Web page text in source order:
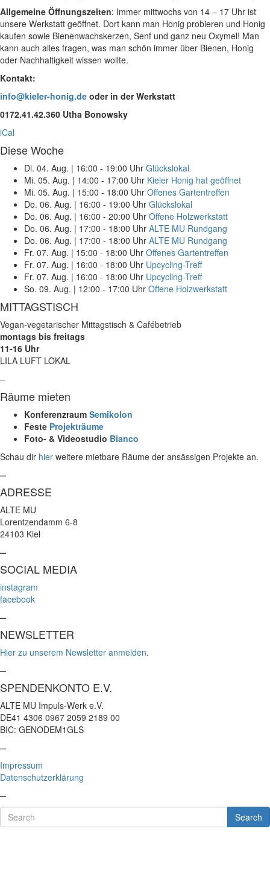
Allgemeine Öffnungszeiten: Immer mittwochs von 14 – 17 Uhr ist
unsere Werkstatt geöffnet. Dort kann man Honig probieren und Honig
kaufen sowie Bienenwachskerzen, Senf und ganz neu Oxymel! Man
kann auch alles fragen, was man schön immer über Bienen, Honig
oder Nachhaltigkeit wissen wollte.
Kontakt:
info@kieler-honig.de oder in der Werkstatt
0172.41.42.360 Utha Bonowsky
iCal
Diese Woche
Di. 04. Aug. | 16:00 - 19:00 Uhr Glückslokal
Mi. 05. Aug. | 14:00 - 17:00 Uhr Kieler Honig hat geöffnet
Mi. 05. Aug. | 15:00 - 18:00 Uhr Offenes Gartentreffen
Do. 06. Aug. | 16:00 - 19:00 Uhr Glückslokal
Do. 06. Aug. | 16:00 - 20:00 Uhr Offene Holzwerkstatt
Do. 06. Aug. | 17:00 - 18:00 Uhr ALTE MU Rundgang
Do. 06. Aug. | 17:00 - 18:00 Uhr ALTE MU Rundgang
Fr. 07. Aug. | 15:00 - 18:00 Uhr Offenes Gartentreffen
Fr. 07. Aug. | 16:00 - 18:00 Uhr Upcycling-Treff
Fr. 07. Aug. | 16:00 - 18:00 Uhr Upcycling-Treff
So. 09. Aug. | 12:00 - 17:00 Uhr Offene Holzwerkstatt
MITTAGSTISCH
Vegan-vegetarischer Mittagstisch & Cafébetrieb
montags bis freitags
11-16 Uhr
LILA LUFT LOKAL
–
Räume mieten
Konferenzraum Semikolon
Feste Projekträume
Foto- & Videostudio Bianco
Schau dir hier weitere mietbare Räume der ansässigen Projekte an.
–
ADRESSE
ALTE MU
Lorentzendamm 6-8
24103 Kiel
–
SOCIAL MEDIA
instagram
facebook
–
NEWSLETTER
Hier zu unserem Newsletter anmelden.
–
SPENDENKONTO E.V.
ALTE MU Impuls-Werk e.V.
DE41 4306 0967 2059 2189 00
BIC: GENODEM1GLS
–
Impressum
Datenschutzerklärung
–
Search